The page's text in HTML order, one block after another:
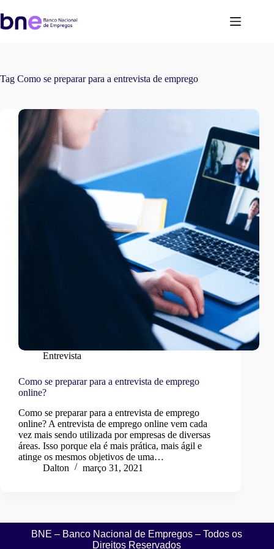
Tag Como se preparar para a entrevista de emprego
Entrevista
Como se preparar para a entrevista de emprego
online?
Como se preparar para a entrevista de emprego
online? A entrevista de emprego online vem cada
vez mais sendo utilizada por empresas de diversas
áreas. Isso porque ela é mais prática, mais ágil e
atinge os mesmos objetivos de uma…
Dalton
março 31, 2021
BNE – Banco Nacional de Empregos – Todos os
Direitos Reservados